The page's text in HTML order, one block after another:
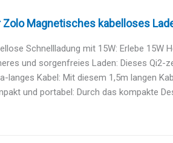
Zolo Magnetisches kabelloses
Schnellladung mit 15W: Erlebe 15W
und sorgenfreies Laden: Dieses Qi2-
langes Kabel: Mit diesem 1,5m langen
und portabel: Durch das kompakte